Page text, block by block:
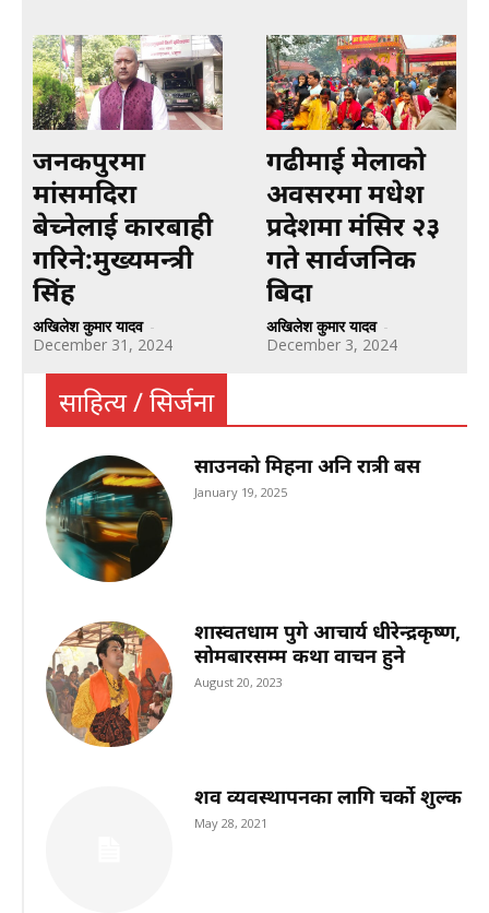
जनकपुरमा
मांसमदिरा
बेच्नेलाई कारबाही
गरिने:मुख्यमन्त्री
सिंह
अखिलेश कुमार यादव -
December 31, 2024
गढीमाई मेलाको
अवसरमा मधेश
प्रदेशमा मंसिर २३
गते सार्वजनिक
बिदा
अखिलेश कुमार यादव -
December 3, 2024
साहित्य / सिर्जना
साउनको मिहना अनि रात्री बस
January 19, 2025
शास्वतधाम पुगे आचार्य धीरेन्द्रकृष्ण,
सोमबारसम्म कथा वाचन हुने
August 20, 2023
शव व्यवस्थापनका लागि चर्को शुल्क
May 28, 2021